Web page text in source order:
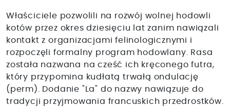
Właściciele pozwolili na rozwój wolnej hodowli
kotów przez okres dziesięciu lat zanim nawiązali
kontakt z organizacjami felinologicznymi i
rozpoczęli formalny program hodowlany. Rasa
została nazwana na cześć ich kręconego futra,
który przypomina kudłatą trwałą ondulację
(perm). Dodanie "La" do nazwy nawiązuje do
tradycji przyjmowania francuskich przedrostków.